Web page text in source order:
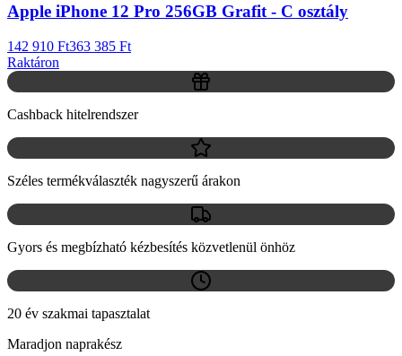
Apple iPhone 12 Pro 256GB Grafit - C osztály
142 910 Ft363 385 Ft
Raktáron
Cashback hitelrendszer
Széles termékválaszték nagyszerű árakon
Gyors és megbízható kézbesítés közvetlenül önhöz
20 év szakmai tapasztalat
Maradjon naprakész